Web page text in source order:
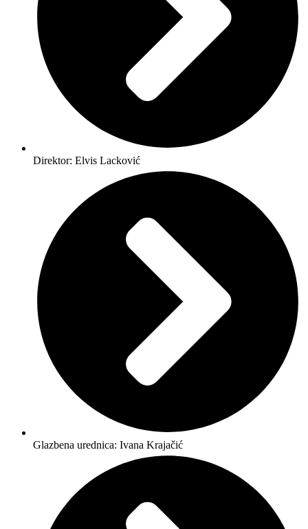
Direktor: Elvis Lacković
Glazbena urednica: Ivana Krajačić